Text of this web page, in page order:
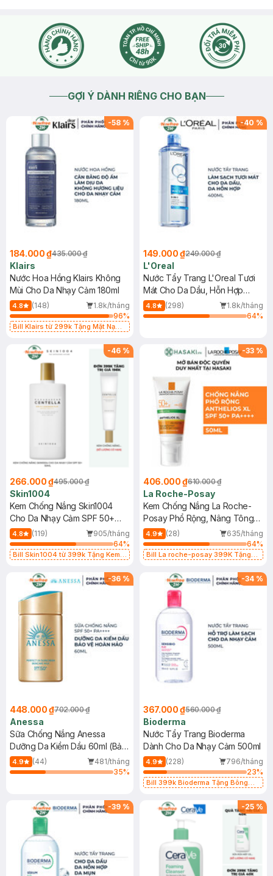
GỢI Ý DÀNH RIÊNG CHO BẠN
-58 %
184.000 ₫435.000 ₫
Klairs
Nước Hoa Hồng Klairs Không
Mùi Cho Da Nhạy Cảm 180ml
4.8 (148)
1.8k/tháng
96%
Bill Klairs từ 299k Tặng Mặt Nạ
25ml (SL Có Hạn)
-40 %
149.000 ₫249.000 ₫
L'Oreal
Nước Tẩy Trang L'Oreal Tươi
Mát Cho Da Dầu, Hỗn Hợp
400ml
4.8 (298)
1.8k/tháng
64%
-46 %
266.000 ₫495.000 ₫
Skin1004
Kem Chống Nắng Skin1004
Cho Da Nhạy Cảm SPF 50+
50ml
4.8 (119)
905/tháng
64%
Bill Skin1004 từ 399k Tặng Kem
SPF 50+ 20ml (SL Có Hạn)
-33 %
406.000 ₫610.000 ₫
La Roche-Posay
Kem Chống Nắng La Roche-
Posay Phổ Rộng, Nâng Tông
Kiềm Dầu 50ml
4.9 (28)
635/tháng
64%
Bill La roche-posay 399K Tặng
(SL có hạn)
-36 %
448.000 ₫702.000 ₫
Anessa
Sữa Chống Nắng Anessa
Dưỡng Da Kiềm Dầu 60ml (Bản
Mới)
4.9 (44)
481/tháng
35%
-34 %
367.000 ₫560.000 ₫
Bioderma
Nước Tẩy Trang Bioderma
Dành Cho Da Nhạy Cảm 500ml
4.9 (228)
796/tháng
23%
Bill 399k Bioderma Tặng Bông
-39 % -25 %